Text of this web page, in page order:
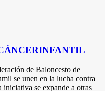
de Baloncesto de
se unen en la lucha contra
iniciativa se expande a otras